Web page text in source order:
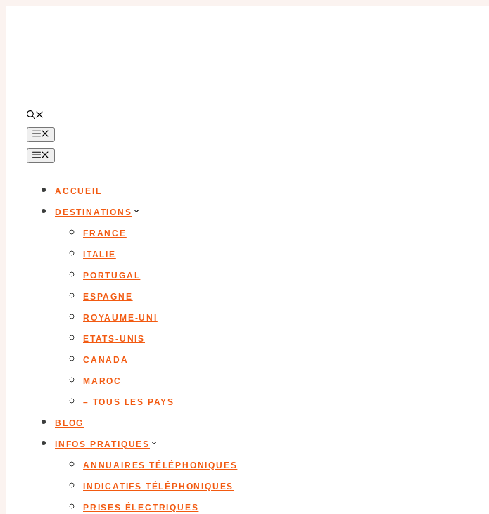
ACCUEIL
DESTINATIONS
FRANCE
ITALIE
PORTUGAL
ESPAGNE
ROYAUME-UNI
ETATS-UNIS
CANADA
MAROC
– TOUS LES PAYS
BLOG
INFOS PRATIQUES
ANNUAIRES TÉLÉPHONIQUES
INDICATIFS TÉLÉPHONIQUES
PRISES ÉLECTRIQUES